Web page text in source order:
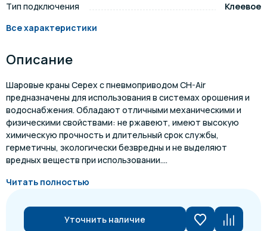
Тип подключения
Клеевое
Все характеристики
Описание
Шаровые краны Cepex с пневмоприводом CH-Air
предназначены для использования в системах орошения и
водоснабжения. Обладают отличными механическими и
физическими свойствами: не ржавеют, имеют высокую
химическую прочность и длительный срок службы,
герметичны, экологически безвредны и не выделяют
вредных веществ при использовании....
Читать полностью
Уточнить наличие